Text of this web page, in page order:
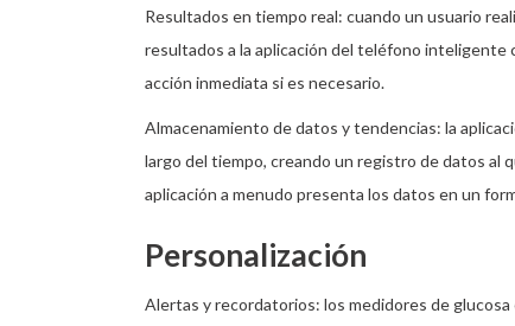
Resultados en tiempo real: cuando un usuario
resultados a la aplicación del teléfono inteligente
acción inmediata si es necesario.
Almacenamiento de datos y tendencias: la
largo del tiempo, creando un registro de datos al
aplicación a menudo presenta los datos en un
Personalización
Alertas y recordatorios: los medidores de